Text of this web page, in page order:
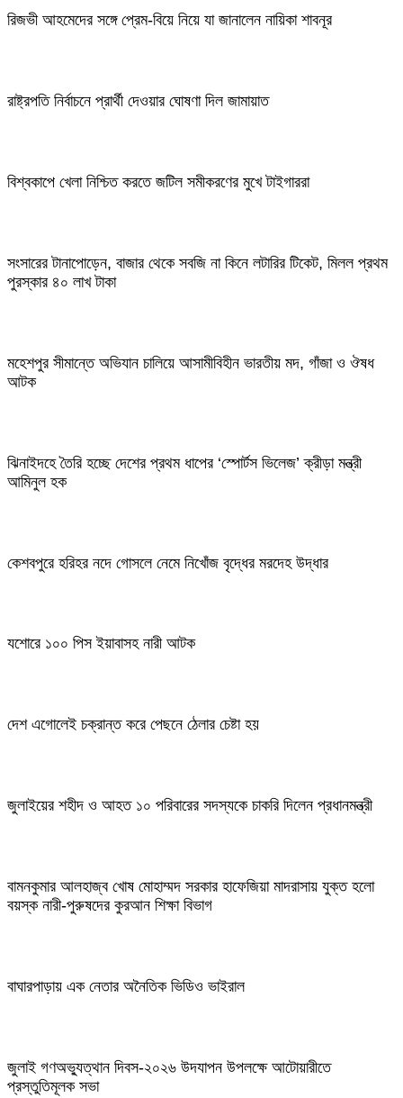
রিজভী আহমেদের সঙ্গে প্রেম-বিয়ে নিয়ে যা জানালেন নায়িকা শাবনূর
রাষ্ট্রপতি নির্বাচনে প্রার্থী দেওয়ার ঘোষণা দিল জামায়াত
বিশ্বকাপে খেলা নিশ্চিত করতে জটিল সমীকরণের মুখে টাইগাররা
সংসারের টানাপোড়েন, বাজার থেকে সবজি না কিনে লটারির টিকেট, মিলল প্রথম
পুরস্কার ৪০ লাখ টাকা
মহেশপুর সীমান্তে অভিযান চালিয়ে আসামীবিহীন ভারতীয় মদ, গাঁজা ও ঔষধ
আটক
ঝিনাইদহে তৈরি হচ্ছে দেশের প্রথম ধাপের ‘স্পোর্টস ভিলেজ’ ক্রীড়া মন্ত্রী
আমিনুল হক
কেশবপুরে হরিহর নদে গোসলে নেমে নিখোঁজ বৃদ্ধের মরদেহ উদ্ধার
যশোরে ১০০ পিস ইয়াবাসহ নারী আটক
দেশ এগোলেই চক্রান্ত করে পেছনে ঠেলার চেষ্টা হয়
জুলাইয়ের শহীদ ও আহত ১০ পরিবারের সদস্যকে চাকরি দিলেন প্রধানমন্ত্রী
বামনকুমার আলহাজ্ব খোষ মোহাম্মদ সরকার হাফেজিয়া মাদরাসায় যুক্ত হলো
বয়স্ক নারী-পুরুষদের কুরআন শিক্ষা বিভাগ
বাঘারপাড়ায় এক নেতার অনৈতিক ভিডিও ভাইরাল
জুলাই গণঅভ্যুত্থান দিবস-২০২৬ উদযাপন উপলক্ষে আটোয়ারীতে
প্রস্তুতিমূলক সভা